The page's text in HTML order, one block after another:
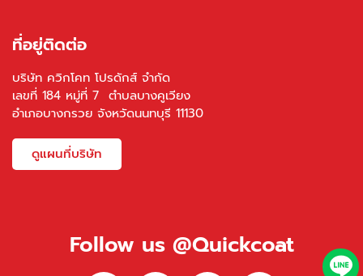
ที่อยู่ติดต่อ
บริษัท ควิกโคท โปรดักส์ จำกัด
เลขที่ 184 หมู่ที่ 7 ตำบลบางคูเวียง
อำเภอบางกรวย จังหวัดนนทบุรี 11130
ดูแผนที่บริษัท
Follow us @Quickcoat